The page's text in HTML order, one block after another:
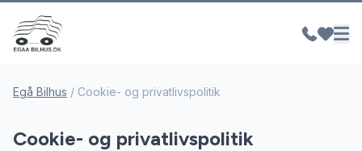
Egå Bilhus / Cookie- og privatlivspolitik
Cookie- og privatlivspolitik